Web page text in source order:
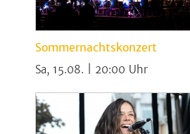
Sommernachtskonzert
Sa, 15.08. | 20:00